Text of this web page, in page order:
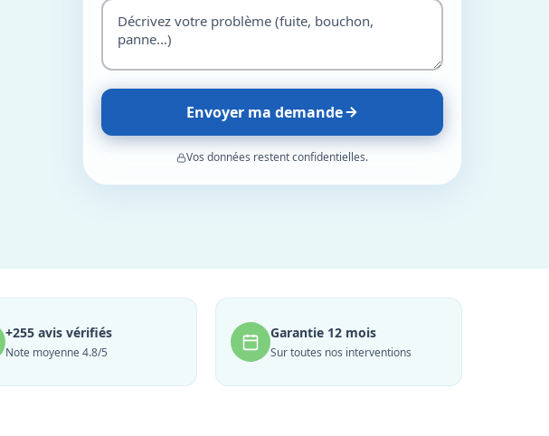
Envoyer ma demande
Vos données restent confidentielles.
+255 avis vérifiés
Note moyenne 4.8/5
Garantie 12 mois
Sur toutes nos interventions